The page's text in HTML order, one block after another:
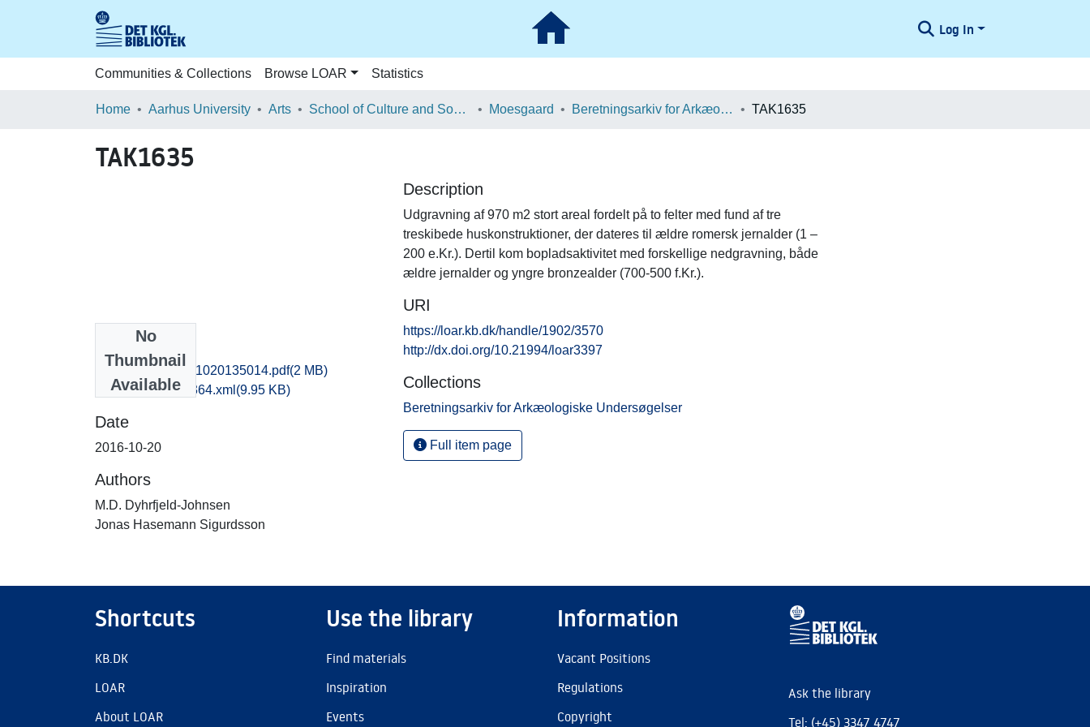
Log In
Communities & Collections Browse LOAR Statistics
Home Aarhus University Arts School of Culture and Society Moesgaard Beretningsarkiv for Arkæologiske Undersøgelser TAK1635
TAK1635
No
Thumbnail
Available
tak1supa_20161020135014.pdf(2 MB)
recordxml_item_364.xml (9.95 KB)
Date
2016-10-20
Authors
M.D. Dyhrfjeld-Johnsen
Jonas Hasemann Sigurdsson
Description
Udgravning af 970 m2 stort areal fordelt på to felter med fund af tre
treskibede huskonstruktioner, der dateres til ældre romersk jernalder (1 –
200 e.Kr.). Dertil kom bopladsaktivitet med forskellige nedgravning, både
ældre jernalder og yngre bronzealder (700-500 f.Kr.).
URI
https://loar.kb.dk/handle/1902/3570
http://dx.doi.org/10.21994/loar3397
Collections
Beretningsarkiv for Arkæologiske Undersøgelser
Full item page
Shortcuts
KB.DK
LOAR
About LOAR
Use the library
Find materials
Inspiration
Events
Information
Vacant Positions
Regulations
Copyright
Ask the library
Tel: (+45) 3347 4747